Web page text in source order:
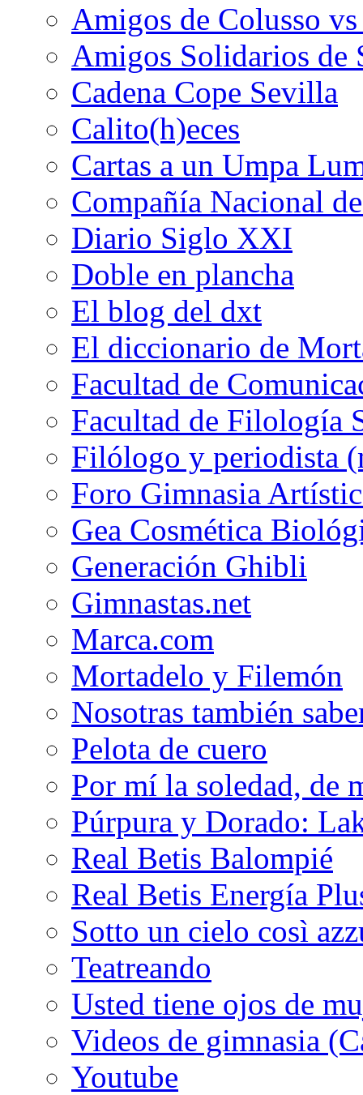
Amigos de Colusso
Amigos Solidarios de
Cadena Cope Sevilla
Calito(h)eces
Cartas a un Umpa
Compañía Nacional
Diario Siglo XXI
Doble en plancha
El blog del dxt
El diccionario de
Facultad de
Facultad de Filología
Filólogo y periodista
Foro Gimnasia
Gea Cosmética
Generación Ghibli
Gimnastas.net
Marca.com
Mortadelo y Filemón
Nosotras también
Pelota de cuero
Por mí la soledad, de
Púrpura y Dorado:
Real Betis Balompié
Real Betis Energía
Sotto un cielo così
Teatreando
Usted tiene ojos de
Videos de gimnasia
Youtube